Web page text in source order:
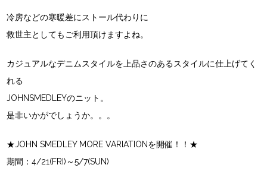
冷房などの寒暖差にストール代わりに
救世主としてもご利用頂けますよね。
カジュアルなデニムスタイルを上品さのあるスタイルに仕上げてく
れる
JOHNSMEDLEYのニット。
是非いかがでしょうか。。。
★JOHN SMEDLEY MORE VARIATIONを開催！！★
期間：4/21(FRI)～5/7(SUN)